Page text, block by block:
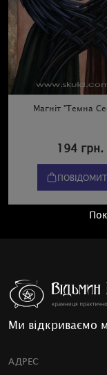
Магніт "Темна
194 грн.
Ми відкриваємо
АДРЕС